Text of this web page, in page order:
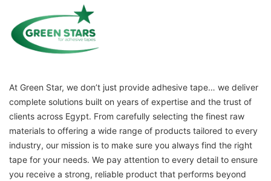
At Green Star, we don’t just provide adhesive tape… we deliver
complete solutions built on years of expertise and the trust of
clients across Egypt. From carefully selecting the finest raw
materials to offering a wide range of products tailored to every
industry, our mission is to make sure you always find the right
tape for your needs. We pay attention to every detail to ensure
you receive a strong, reliable product that performs beyond